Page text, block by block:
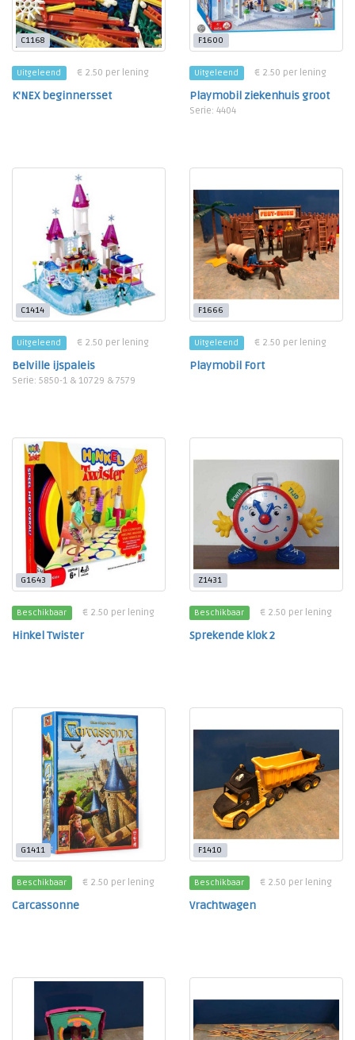
C1168
Uitgeleend € 2.50 per lening
K'NEX beginnersset
F1600
Uitgeleend € 2.50 per lening
Playmobil ziekenhuis groot
Serie: 4404
C1414
Uitgeleend € 2.50 per lening
Belville ijspaleis
Serie: 5850-1 & 10729 & 7579
F1666
Uitgeleend € 2.50 per lening
Playmobil Fort
G1643
Beschikbaar € 2.50 per lening
Hinkel Twister
Z1431
Beschikbaar € 2.50 per lening
Sprekende klok 2
G1411
Beschikbaar € 2.50 per lening
Carcassonne
F1410
Beschikbaar € 2.50 per lening
Vrachtwagen